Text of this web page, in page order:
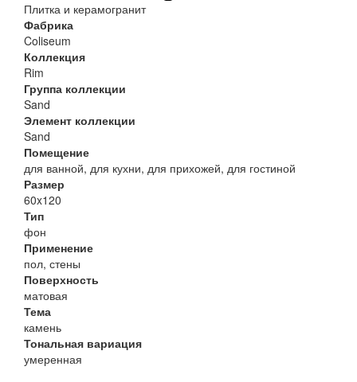
Плитка и керамогранит
Фабрика
Coliseum
Коллекция
Rim
Группа коллекции
Sand
Элемент коллекции
Sand
Помещение
для ванной, для кухни, для прихожей, для гостиной
Размер
60x120
Тип
фон
Применение
пол, стены
Поверхность
матовая
Тема
камень
Тональная вариация
умеренная